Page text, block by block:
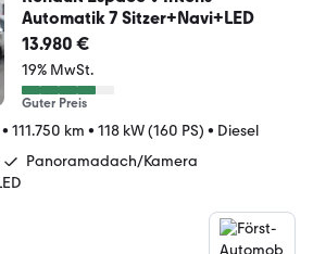
Automatik 7 Sitzer+Navi+LED
13.980 €
19% MwSt.
Guter Preis
• 111.750 km • 118 kW (160 PS) • Diesel
Panoramadach/Kamera